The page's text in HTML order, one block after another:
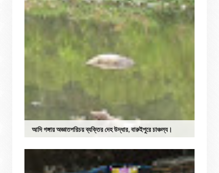
আদি গঙ্গায় অজ্ঞাতপরিচয় ব্যক্তির দেহ উদ্ধার, বারুইপুরে চাঞ্চল্য।